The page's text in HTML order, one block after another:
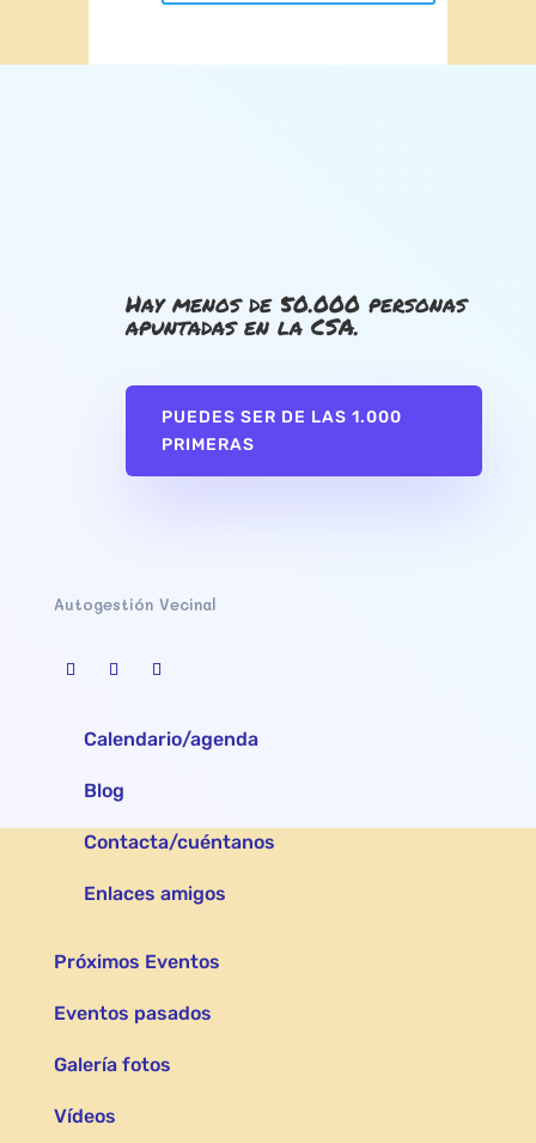
Hay menos de 50.000 personas
apuntadas en la CSA.
PUEDES SER DE LAS 1.000
PRIMERAS
Autogestión Vecinal
Calendario/agenda
Blog
Contacta/cuéntanos
Enlaces amigos
Próximos Eventos
Eventos pasados
Galería fotos
Vídeos